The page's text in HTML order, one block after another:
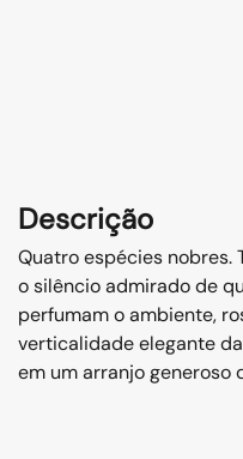
Descrição
Quatro espécies nobres.
o silêncio admirado de
perfumam o ambiente,
verticalidade elegante
em um arranjo generoso